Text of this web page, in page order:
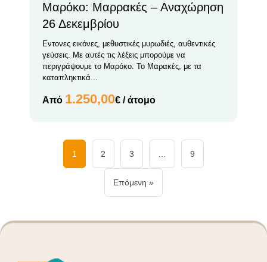
Μαρόκο: Μαρρακές – Αναχώρηση
26 Δεκεμβρίου
Εντονες εικόνες, μεθυστικές μυρωδιές, αυθεντικές
γεύσεις. Με αυτές τις λέξεις μπορούμε να
περιγράψουμε το Μαρόκο. Το Μαρακές, με τα
καταπληκτικά...
Από 1.250,00€ / άτομο
1 2 3 9
Επόμενη »